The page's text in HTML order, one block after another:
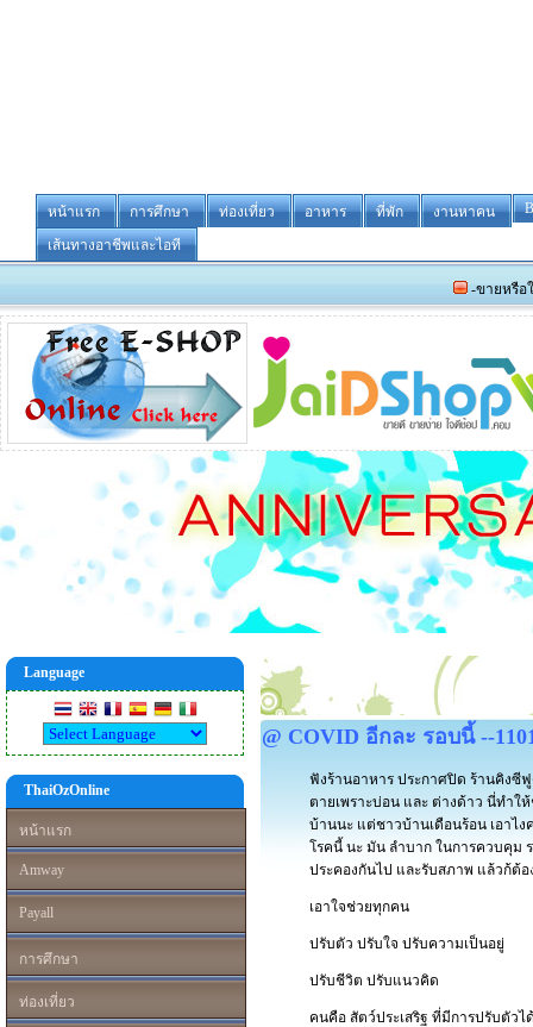
หน้าแรก การศึกษา ท่องเที่ยว อาหาร ที่พัก งานหาคน
เส้นทางอาชีพและไอที
-ขายหรือให้เช่า
Language
ThaiOzOnline
หน้าแรก
Amway
Payall
การศึกษา
ท่องเที่ยว
@ COVID อีกละ รอบนี้ --
ฟังร้านอาหาร ประกาศปิด ร้านคิงซี
ตายเพราะบ่อน และ ต่างด้าว นี่ทำใ
บ้านนะ แต่ชาวบ้านเดือนร้อน เอาไ
โรคนี้ นะ มัน ลำบาก ในการควบคุม
ประคองกันไป และรับสภาพ แล้วก้
เอาใจช่วยทุกคน
ปรับตัว ปรับใจ ปรับความเป็นอยู่
ปรับชีวิต ปรับแนวคิด
คนคือ สัตว์ประเสริฐ ที่มีการปรับตัว